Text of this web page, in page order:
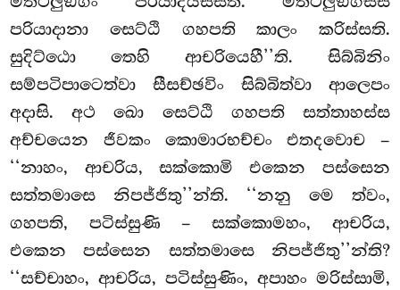
පරියාදානා සෙට්ඨි ගහපති කාලං කරිස්සති.
සුදිට්ඨො තෙහි ආචරියෙහී’’ති. සිබ්බිනිං
සම්පටිපාටෙත්වා සීසච්ඡවිං සිබ්බිත්වා ආලෙපං
අදාසි. අථ ඛො සෙට්ඨි ගහපති සත්තාහස්ස
අච්චයෙන ජීවකං කොමාරභච්චං එතදවොච –
‘‘නාහං, ආචරිය, සක්කොමි එකෙන පස්සෙන
සත්තමාසෙ නිපජ්ජිතු’’න්ති. ‘‘නනු මෙ ත්වං,
ගහපති, පටිස්සුණි – සක්කොමහං, ආචරිය,
එකෙන පස්සෙන සත්තමාසෙ නිපජ්ජිතු’’න්ති?
‘‘සච්චාහං, ආචරිය, පටිස්සුණිං, අපාහං මරිස්සාමි,